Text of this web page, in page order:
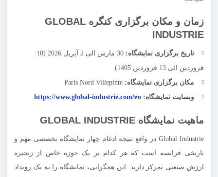
زمان و مکان برگزاری کنگره GLOBAL
INDUSTRIE
تاریخ برگزاری نمایشگاه:
30 مارس الی 2 آپریل 2026 (10
فروردین الی 13 فروردین 1405)
مکان برگزاری نمایشگاه: Paris Nord Villepinte
وبسایت نمایشگاه:
ماهیت نمایشگاه GLOBAL INDUSTRIE
Global Industrie در واقع نتیجه ادغام چهار نمایشگاه تخصصی مهم و
تاریخی فرانسه است که هر کدام بر یک حوزه خاص از زنجیره
ارزش صنعتی تمرکز دارند. این همگرایی، نمایشگاه را به یک رویداد